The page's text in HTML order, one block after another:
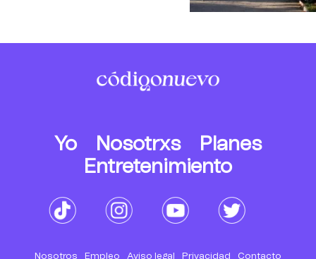
Yo Nosotrxs
Planes
Entretenimiento
Nosotros Empleo Aviso legal Privacidad Contacto